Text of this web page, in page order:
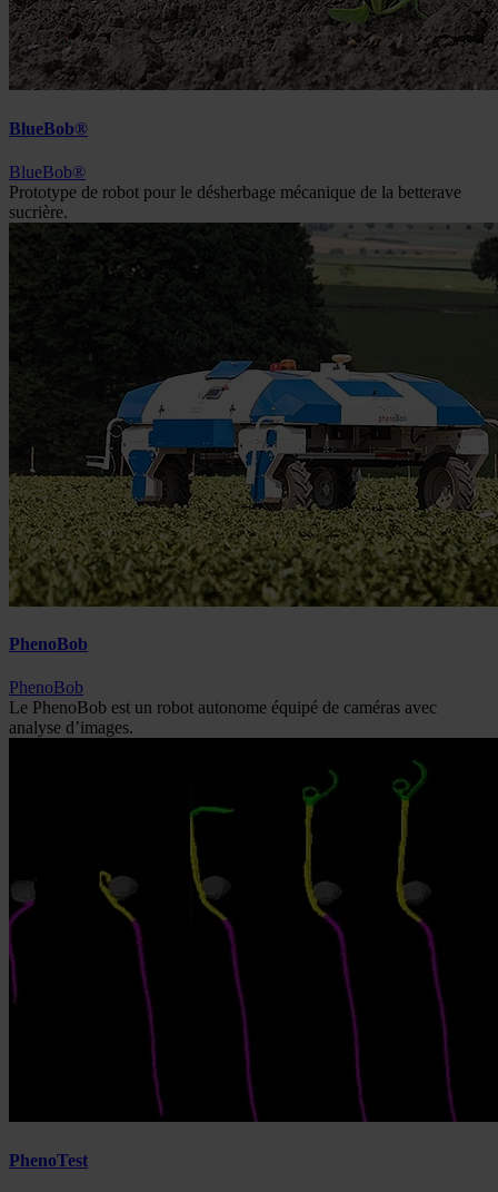
BlueBob®
BlueBob®
Prototype de robot pour le désherbage mécanique de la betterave
sucrière.
PhenoBob
PhenoBob
Le PhenoBob est un robot autonome équipé de caméras avec
analyse d’images.
PhenoTest